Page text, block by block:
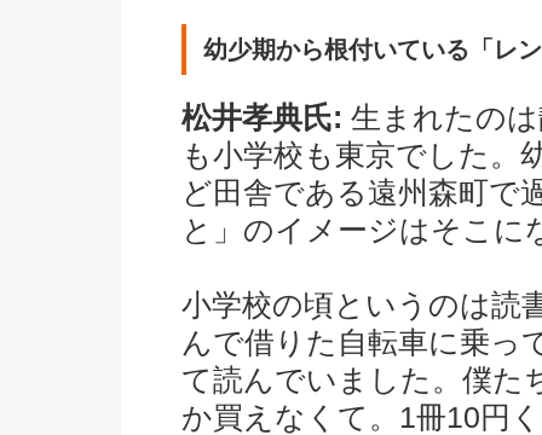
幼少期から根付いている「レ
松井孝典氏: 生まれたの
も小学校も東京でした。
ど田舎である遠州森町で
と」のイメージはそこに
小学校の頃というのは読
んで借りた自転車に乗っ
て読んでいました。僕た
か買えなくて。1冊10円